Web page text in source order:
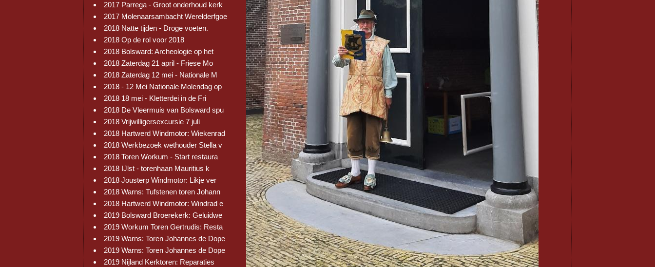
2017 Parrega - Groot onderhoud kerk
2017 Molenaarsambacht Werelderfgoe
2018 Natte tijden - Droge voeten.
2018 Op de rol voor 2018
2018 Bolsward: Archeologie op het
2018 Zaterdag 21 april - Friese Mo
2018 Zaterdag 12 mei - Nationale M
2018 - 12 Mei Nationale Molendag op
2018 18 mei - Kletterdei in de Fri
2018 De Vleermuis van Bolsward spu
2018 Vrijwilligersexcursie 7 juli
2018 Hartwerd Windmotor: Wiekenrad
2018 Werkbezoek wethouder Stella v
2018 Toren Workum - Start restaura
2018 IJlst - torenhaan Mauritius k
2018 Jousterp Windmotor: Likje ver
2018 Warns: Tufstenen toren Johann
2018 Hartwerd Windmotor: Windrad e
2019 Bolsward Broerekerk: Geluidwe
2019 Workum Toren Gertrudis: Resta
2019 Warns: Toren Johannes de Dope
2019 Warns: Toren Johannes de Dope
2019 Nijland Kerktoren: Reparaties